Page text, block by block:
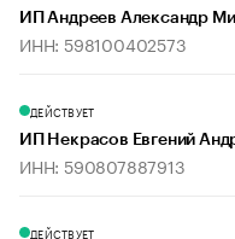
ИП Андреев Александр
ИНН: 598100402573
ДЕЙСТВУЕТ
ИП Некрасов Евгений
ИНН: 590807887913
ДЕЙСТВУЕТ